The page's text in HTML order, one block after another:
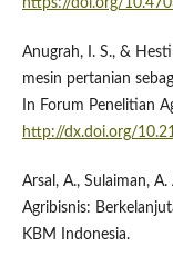
https://doi.org/
Anugrah, I. S., &
mesin pertanian
In Forum Penelitian
http://dx.doi.org/
Arsal, A., Sulaiman,
Agribisnis:
KBM Indonesia.